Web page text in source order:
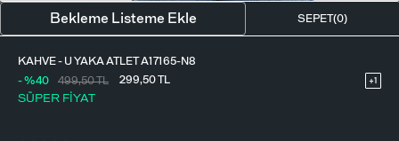
KAHVE - U YAKA ATLET A17165-N8
SÜPER FİYAT
499,50TL 299,50TL
- %40 +1
SEPET(0)
Bekleme Listeme Ekle